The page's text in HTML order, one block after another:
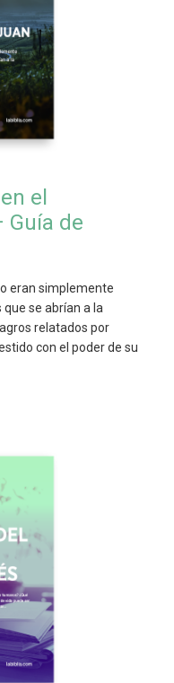
el
Guía de
eran simplemente
se abrían a la
relatados por
con el poder de su